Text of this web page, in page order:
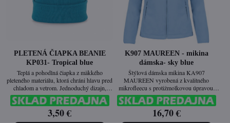
PLETENÁ ČIAPKA BEANIE
KP031- Tropical blue
Teplá a pohodlná čiapka z mäkkého
pleteného materiálu, ktorá chráni hlavu pred
chladom a vetrom. Jednoduchý dizajn,
ktorý sa hodí ku každej zimnej výbave.
3,50 €
K907 MAUREEN - mikina
dámska- sky blue
Štýlová dámska mikina KA907
MAUREEN vyrobená z kvalitného
mikrofleecu s protižmolkovou úpravou.
Poskytuje príjemné teplo, je ľahká a ideálna
na nosenie počas chladných dní.
Vypasovaný strih zabezpečuje elegantný a
moderný vzhľad.
16,70 €